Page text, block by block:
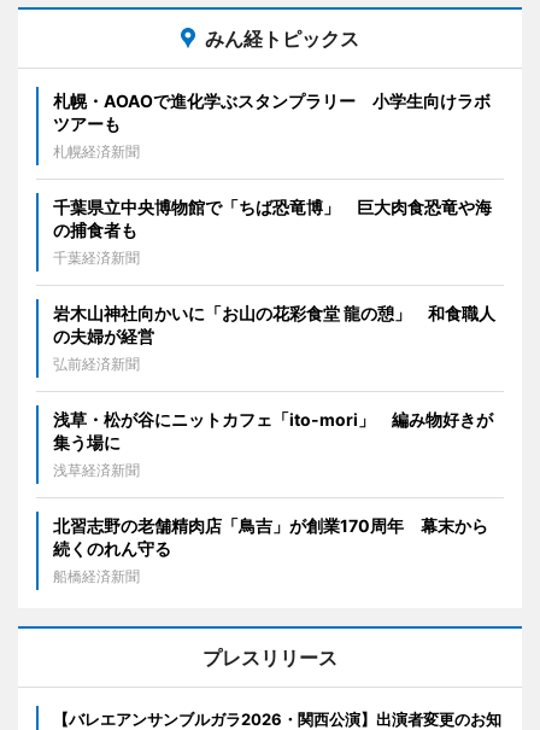
みん経トピックス
札幌・AOAOで進化学ぶスタンプラリー 小学生向けラボ
ツアーも
札幌経済新聞
千葉県立中央博物館で「ちば恐竜博」 巨大肉食恐竜や海
の捕食者も
千葉経済新聞
岩木山神社向かいに「お山の花彩食堂 龍の憩」 和食職人
の夫婦が経営
弘前経済新聞
浅草・松が谷にニットカフェ「ito-mori」 編み物好きが
集う場に
浅草経済新聞
北習志野の老舗精肉店「鳥吉」が創業170周年 幕末から
続くのれん守る
船橋経済新聞
プレスリリース
【バレエアンサンブルガラ2026・関西公演】出演者変更のお知